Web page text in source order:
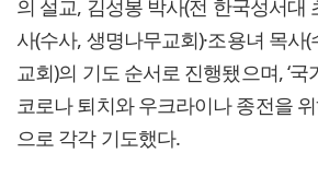
의 설교, 김성봉 박사(전 한국성서대
사(수사, 생명나무교회)·조용녀 목사
교회)의 기도 순서로 진행됐으며, ‘국
코로나 퇴치와 우크라이나 종전을
으로 각각 기도했다.